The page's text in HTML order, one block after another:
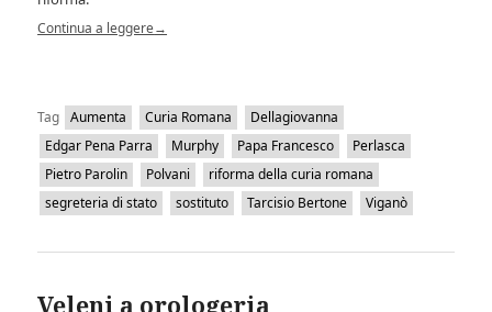
Continua a leggere→
Tag Aumenta Curia Romana
Dellagiovanna
Edgar Pena Parra
Murphy Papa Francesco
Perlasca
Pietro Parolin
Polvani
riforma della curia romana
segreteria di stato
sostituto Tarcisio Bertone Viganò